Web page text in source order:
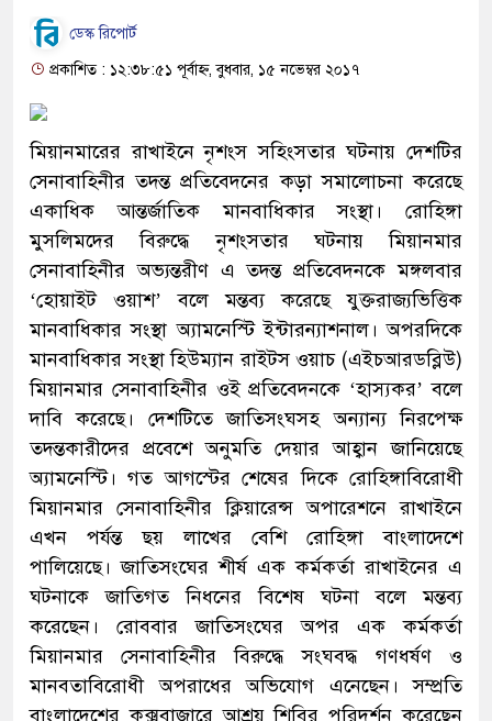
ডেস্ক রিপোর্ট
প্রকাশিত : ১২:৩৮:৫১ পূর্বাহ্ন, বুধবার, ১৫ নভেম্বর ২০১৭
মিয়ানমারের রাখাইনে নৃশংস সহিংসতার ঘটনায় দেশটির
সেনাবাহিনীর তদন্ত প্রতিবেদনের কড়া সমালোচনা করেছে
একাধিক আন্তর্জাতিক মানবাধিকার সংস্থা। রোহিঙ্গা
মুসলিমদের বিরুদ্ধে নৃশংসতার ঘটনায় মিয়ানমার
সেনাবাহিনীর অভ্যন্তরীণ এ তদন্ত প্রতিবেদনকে মঙ্গলবার
‘হোয়াইট ওয়াশ’ বলে মন্তব্য করেছে যুক্তরাজ্যভিত্তিক
মানবাধিকার সংস্থা অ্যামনেস্টি ইন্টারন্যাশনাল। অপরদিকে
মানবাধিকার সংস্থা হিউম্যান রাইটস ওয়াচ (এইচআরডব্লিউ)
মিয়ানমার সেনাবাহিনীর ওই প্রতিবেদনকে ‘হাস্যকর’ বলে
দাবি করেছে। দেশটিতে জাতিসংঘসহ অন্যান্য নিরপেক্ষ
তদন্তকারীদের প্রবেশে অনুমতি দেয়ার আহ্বান জানিয়েছে
অ্যামনেস্টি। গত আগস্টের শেষের দিকে রোহিঙ্গাবিরোধী
মিয়ানমার সেনাবাহিনীর ক্লিয়ারেন্স অপারেশনে রাখাইনে
এখন পর্যন্ত ছয় লাখের বেশি রোহিঙ্গা বাংলাদেশে
পালিয়েছে। জাতিসংঘের শীর্ষ এক কর্মকর্তা রাখাইনের এ
ঘটনাকে জাতিগত নিধনের বিশেষ ঘটনা বলে মন্তব্য
করেছেন। রোববার জাতিসংঘের অপর এক কর্মকর্তা
মিয়ানমার সেনাবাহিনীর বিরুদ্ধে সংঘবদ্ধ গণধর্ষণ ও
মানবতাবিরোধী অপরাধের অভিযোগ এনেছেন। সম্প্রতি
বাংলাদেশের কক্সবাজারে আশ্রয় শিবির পরিদর্শন করেছেন